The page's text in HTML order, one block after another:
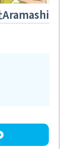
Aramashi